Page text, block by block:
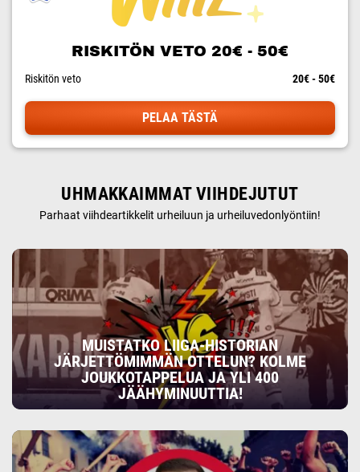
RISKITÖN VETO 20€ - 50€
Riskitön veto 20€ - 50€
PELAA TÄSTÄ
UHMAKKAIMMAT VIIHDEJUTUT
Parhaat viihdeartikkelit urheiluun ja urheiluvedonlyöntiin!
MUISTATKO LIIGA-HISTORIAN
JÄRJETTÖMIMMÄN OTTELUN? KOLME
JOUKKOTAPPELUA JA YLI 400
JÄÄHYMINUUTTIA!